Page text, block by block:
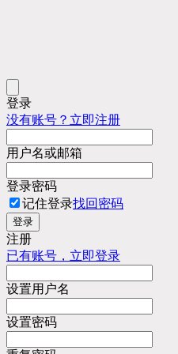
登录
没有账号？立即注册
用户名或邮箱
登录密码
记住登录找回密码
登录
注册
已有账号，立即登录
设置用户名
设置密码